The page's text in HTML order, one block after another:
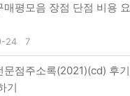
매평모음 장점 단점 비용
24 7
문점주소록(2021)(cd) 후
기